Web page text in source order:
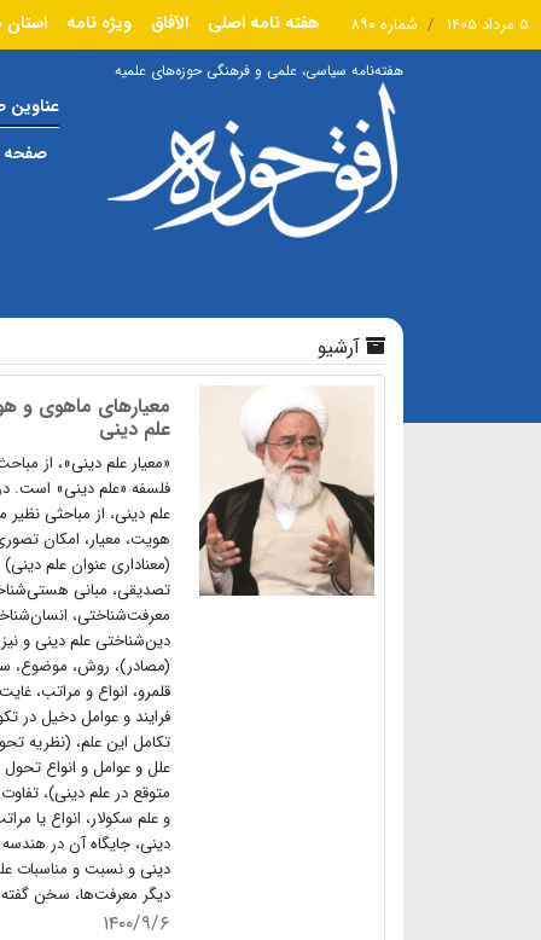
۵ مرداد ۱۴۰۵ شماره ۸۹۰ هفته نامه اصلی الآفاق ویژه نامه استان
هفته‌نامه سیاسی، علمی و فرهنگی حوزه‌های علمیه
صفحه
آرشیو
معیارهای ماهوی و
علم دینی
«معیار علم دینی»، از
فلسفه «علم دینی» است.
علم دینی، از مباحثی نظیر
هویت، معیار، امکان
(معناداری عنوان علم
تصدیقی، مبانی
معرفت‌شناختی،
دین‌شناختی علم دینی و نیز
(مصادر)، روش، موضوع،
قلمرو، انواع و مراتب،
فرایند و عوامل دخیل در
تکامل این علم، (نظریه
علل و عوامل و انواع تحول
متوقع در علم دینی)،
و علم سکولار، انواع یا
دینی، جایگاه آن در
دینی و نسبت و مناسبات
دیگر معرفت‌ها، سخن
۱۴۰۰/۹/۶